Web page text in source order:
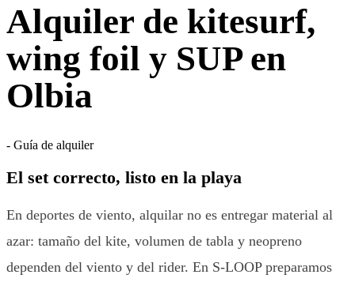
Alquiler de kitesurf,
wing foil y SUP en
Olbia
- Guía de alquiler
El set correcto, listo en la playa
En deportes de viento, alquilar no es entregar material al
azar: tamaño del kite, volumen de tabla y neopreno
dependen del viento y del rider. En S-LOOP preparamos